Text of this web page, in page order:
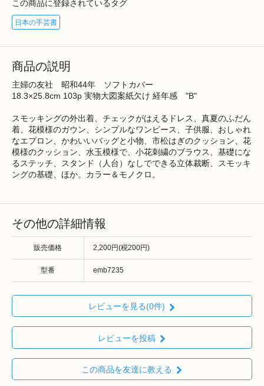
この商品に登録されているタグ
日本の手芸書
商品の説明
主婦の友社 昭和44年 ソフトカバー
18.3×25.8cm 103p 実物大図案紙欠け 経年感 "B"
スモッキングの外出着、チェックがはえるドレス、真夏のふだん
着、花模様のガウン、シンプルなワンピース、子供服、おしゃれ
なエプロン、かわいいバッグと小物、市松はぎのクッション、花
模様のクッション、水玉模様で、小花刺繍のブラウス、基礎にな
るステッチ、スタンド（人台）なしでできる立体裁断、スモッキ
ングの基礎、ほか。カラー＆モノクロ。
その他の詳細情報
販売価格 2,200円(税200円)
型番 emb7235
レビューを見る(0件)
レビューを投稿
この商品を友達に教える